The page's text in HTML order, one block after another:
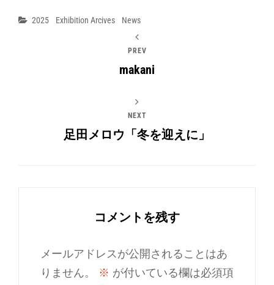
Categories
2025 Exhibition Arcives News
PREV
makani
NEXT
足田メロウ「冬を迎えに」
コメントを残す
メールアドレスが公開されることはあ
りません。
※ が付いている欄は必須項